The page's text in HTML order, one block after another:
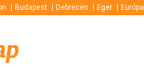
Budapest Debrecen Eger Európa